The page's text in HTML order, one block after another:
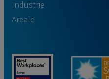
Industrie
Areale